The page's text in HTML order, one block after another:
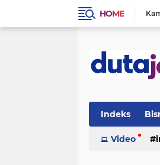
HOME
Indeks
Video